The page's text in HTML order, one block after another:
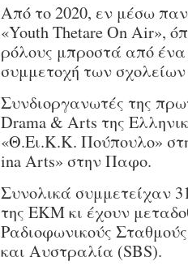
Από το 2020, εν μέσω
«Youth Thetare On Air»,
ρόλους μπροστά από
συμμετοχή των
Συνδιοργανωτές της
Drama & Arts της
«Θ.Ει.Κ.Κ. Πούπουλο»
ina Arts» στην Παφο.
Συνολικά συμμετείχαν
της ΕΚΜ κι έχουν
Ραδιοφωνικούς
και Αυστραλία (SBS).